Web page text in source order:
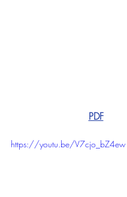
PDF
https://youtu.be/V7cjo_bZ4ew